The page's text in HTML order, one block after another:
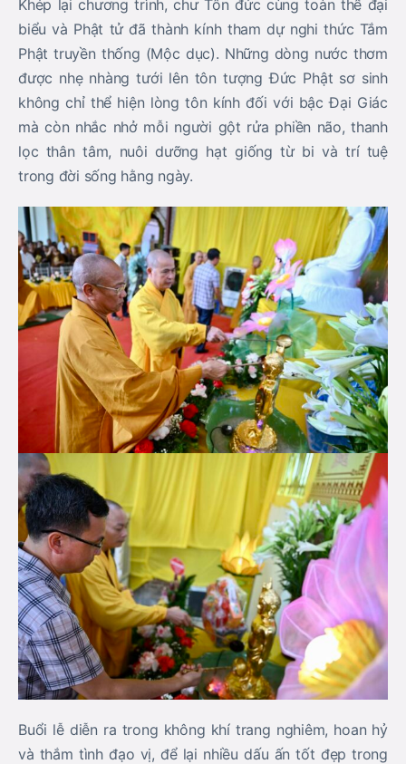
Khép lại chương trình, chư Tôn đức cùng toàn thể đại
biểu và Phật tử đã thành kính tham dự nghi thức Tắm
Phật truyền thống (Mộc dục). Những dòng nước thơm
được nhẹ nhàng tưới lên tôn tượng Đức Phật sơ sinh
không chỉ thể hiện lòng tôn kính đối với bậc Đại Giác
mà còn nhắc nhở mỗi người gột rửa phiền não, thanh
lọc thân tâm, nuôi dưỡng hạt giống từ bi và trí tuệ
trong đời sống hằng ngày.
Buổi lễ diễn ra trong không khí trang nghiêm, hoan hỷ
và thắm tình đạo vị, để lại nhiều dấu ấn tốt đẹp trong